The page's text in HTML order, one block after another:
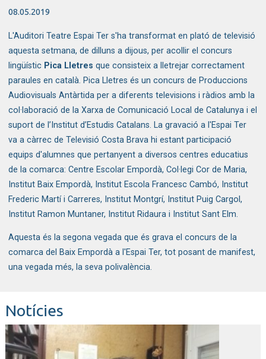
08.05.2019
L'Auditori Teatre Espai Ter s'ha transformat en plató de televisió
aquesta setmana, de dilluns a dijous, per acollir el concurs
lingüístic Pica Lletres que consisteix a lletrejar correctament
paraules en català. Pica Lletres és un concurs de Produccions
Audiovisuals Antàrtida per a diferents televisions i ràdios amb la
col·laboració de la Xarxa de Comunicació Local de Catalunya i el
suport de l’Institut d’Estudis Catalans. La gravació a l'Espai Ter
va a càrrec de Televisió Costa Brava hi estant participació
equips d'alumnes que pertanyent a diversos centres educatius
de la comarca: Centre Escolar Empordà, Col·legi Cor de Maria,
Institut Baix Empordà, Institut Escola Francesc Cambó, Institut
Frederic Martí i Carreres, Institut Montgrí, Institut Puig Cargol,
Institut Ramon Muntaner, Institut Ridaura i Institut Sant Elm.
Aquesta és la segona vegada que és grava el concurs de la
comarca del Baix Empordà a l'Espai Ter, tot posant de manifest,
una vegada més, la seva polivalència.
Notícies